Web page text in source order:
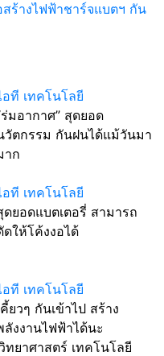
สร้างไฟฟ้าชาร์จแบตฯ กัน
อที เทคโนโลยี
ร่มอากาศ” สุดยอด
วัตกรรม กันฝนได้แม้วันมา
าก
อที เทคโนโลยี
ดยอดแบตเตอรี่ สามารถ
ดให้โค้งงอได้
อที เทคโนโลยี
คี้ยวๆ กันเข้าไป สร้าง
ลังงานไฟฟ้าได้นะ
ยาศาสตร์ เทคโนโลยี